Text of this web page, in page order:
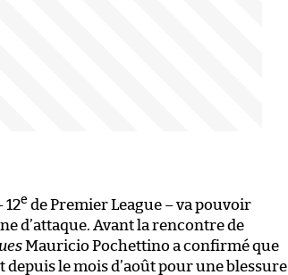
12e de Premier League – va pouvoir
d’attaque. Avant la rencontre de
Mauricio Pochettino a confirmé que
le mois d’août pour une blessure